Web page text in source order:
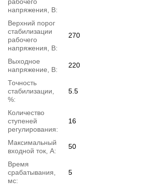
напряжения, В:
Верхний порог
стабилизации
рабочего
напряжения, В:
270
Выходное
напряжение, В:
220
Точность
стабилизации,
%:
5.5
Количество
ступеней
регулирования:
16
Максимальный
входной ток, А:
50
Время
срабатывания,
мс:
5